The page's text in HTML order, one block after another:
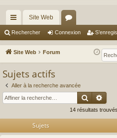
cc
ès
ra
pi
de
Site Web
or
u
m
Rechercher Connexion
Site Web Forum
Sujets actifs
Aller à la recherche avancée
14 résultats
Sujets